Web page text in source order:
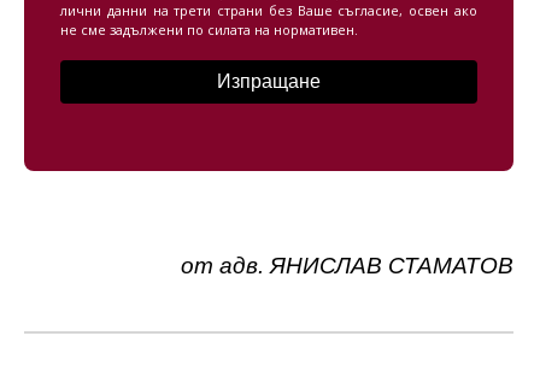
лични данни на трети страни без Ваше съгласие, освен ако
не сме задължени по силата на нормативен.
от адв. ЯНИСЛАВ СТАМАТОВ